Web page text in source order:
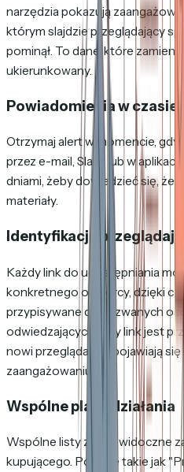
narzędzia pokazują
którym slajdzie przeglądający
pominął. To dane, które
ukierunkowany.
Powiadomienia w
Otrzymaj alert w momencie,
przez e-mail, Slack lub w
dniami, żeby dowiedzieć się, że
materiały.
Identyfikacja
Każdy link do udostępniania
konkretnego odbiorcy, dzięki
przypisywane do nazwanych
odwiedzających. Gdy link jest
nowi przeglądający pojawiają się
zaangażowaniu.
Wspólne plany działania
Wspólne listy zadań widoczne
kupującego. Pozycje takie jak